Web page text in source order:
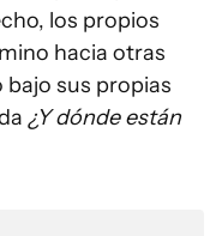
los propios
hacia otras
sus propias
¿Y dónde están